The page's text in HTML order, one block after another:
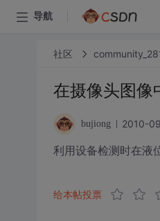
导航
社区
在摄像头图像
bujiong 2010-
利用设备检测时在液
给本帖投票